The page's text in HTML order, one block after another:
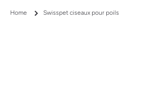
Home Swisspet ciseaux pour poils